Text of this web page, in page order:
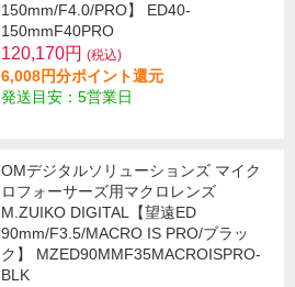
150mm/F4.0/PRO】 ED40-
150mmF40PRO
120,170円 (税込)
6,008円分ポイント還元
発送目安：5営業日
OMデジタルソリューションズ マイク
ロフォーサーズ用マクロレンズ
M.ZUIKO DIGITAL【望遠ED
90mm/F3.5/MACRO IS PRO/ブラッ
ク】 MZED90MMF35MACROISPRO-
BLK